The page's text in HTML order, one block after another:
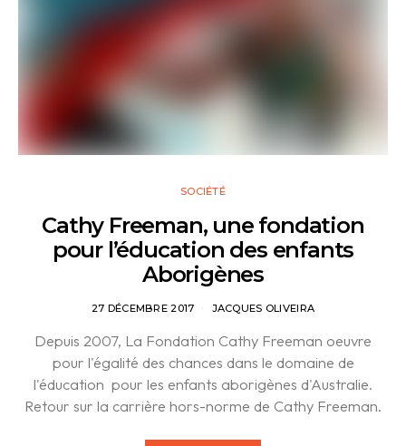
SOCIÉTÉ
Cathy Freeman, une fondation
pour l’éducation des enfants
Aborigènes
27 DÉCEMBRE 2017 JACQUES OLIVEIRA
Depuis 2007, La Fondation Cathy Freeman oeuvre
pour l'égalité des chances dans le domaine de
l'éducation pour les enfants aborigènes d'Australie.
Retour sur la carrière hors-norme de Cathy Freeman.